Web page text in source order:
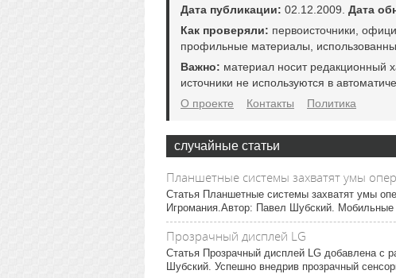
Дата публикации: 02.12.2009. Дата
Как проверяли: первоисточники,
профильные материалы,
Важно: материал носит редакционный
источники не используются в
О проекте
Контакты Политика
случайные статьи
Планшетные системы захватят умы
Статья Планшетные системы захватят умы
Игромания.Автор: Павел Шубский.
Прозрачный дисплей LG
Статья Прозрачный дисплей LG добавлена с
Шубский. Успешно внедрив прозрачный